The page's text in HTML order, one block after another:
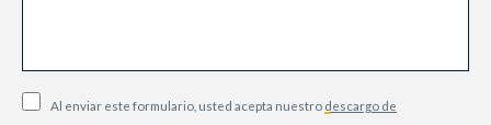
Al enviar este formulario, usted acepta nuestro descargo de